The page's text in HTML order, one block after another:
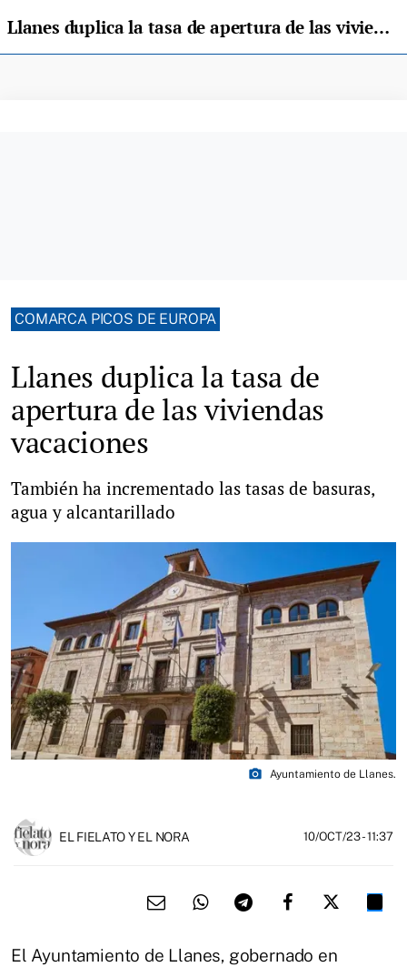
Llanes duplica la tasa de apertura de las viviendas vacaciones
COMARCA PICOS DE EUROPA
Llanes duplica la tasa de
apertura de las viviendas
vacaciones
También ha incrementado las tasas de basuras,
agua y alcantarillado
photo_camera Ayuntamiento de Llanes.
EL FIELATO Y EL NORA 10/OCT/23- 11:37
El Ayuntamiento de Llanes, gobernado en